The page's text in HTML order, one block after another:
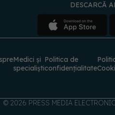
DESCARCĂ
Medici și
specialiști
Politica de
confidențialitate
© 2026 PRESS MEDIA